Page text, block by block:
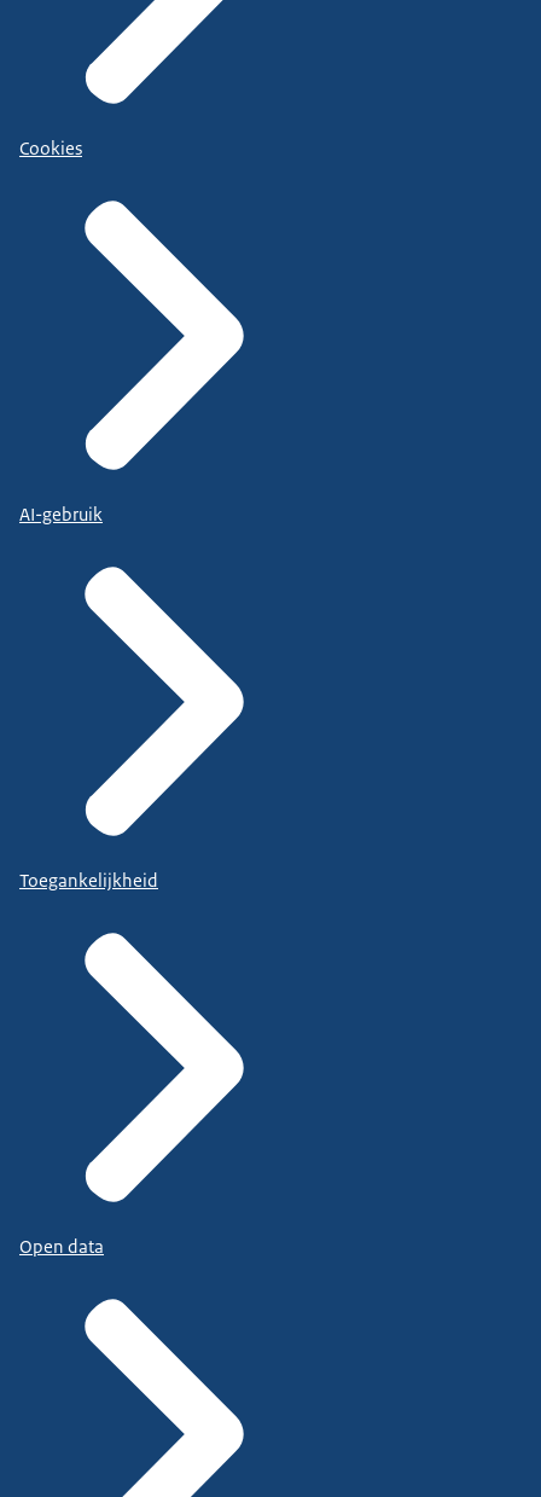
Cookies
AI-gebruik
Toegankelijkheid
Open data